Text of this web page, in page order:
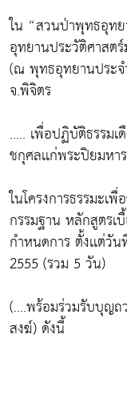
ใน “สวนป่าพุทธอุท
อุทยานประวัติศาสต
(ณ พุทธอุทยานประจ
จ.พิจิตร
..... เพื่อปฏิบัติธรรม
ชกุศลเเก่พระปิยมหา
ในโครงการธรรมะเ
กรรมฐาน หลักสูตรเ
กำหนดการ ตั้งเเต่วั
2555 (รวม 5 วัน)
(....พร้อมร่วมรับบุญถ
สงฆ์) ดังนี้